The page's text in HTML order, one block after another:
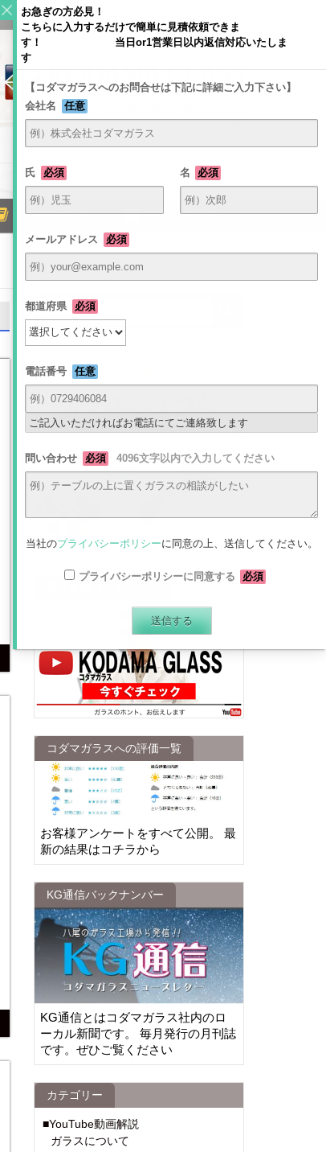
〒581-0054 大阪府八尾市南亀井町4-1-2
ミラーコラム お問い合わせ
コダマガラスへの評価一覧
お客様アンケートをすべて公開。 最
新の結果はコチラから
KG通信バックナンバー
KG通信とはコダマガラス社内のロ
ーカル新聞です。 毎月発行の月刊誌
です。ぜひご覧ください
カテゴリー
■YouTube動画解説
ガラスについて
お急ぎの方必見！
こちらに入力するだけで簡単に見積依頼できま
す！ 当日or1営業日以内返信対応いたしま
す
【コダマガラスへのお問合せは下記に詳細ご入力下さい】
会社名
任意
氏 必須 名 必須
メールアドレス 必須
都道府県 必須
電話番号 任意
ご記入いただければお電話にてご連絡致します
問い合わせ 必須 4096文字以内で入力してください
当社のプライバシーポリシーに同意の上、送信してください。
プライバシーポリシーに同意する 必須